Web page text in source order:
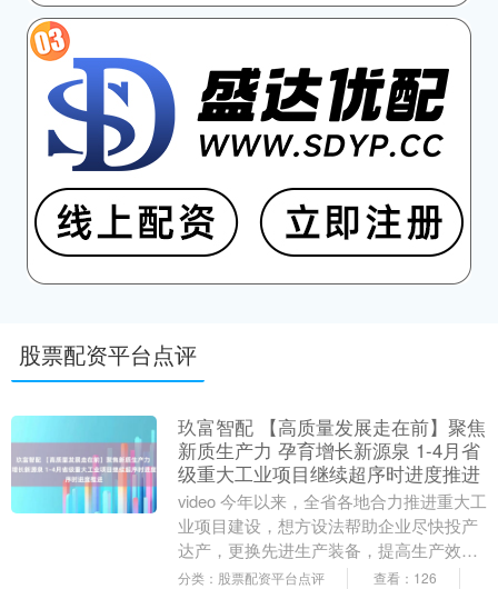
股票配资平台点评
玖富智配 【高质量发展走在前】聚焦
新质生产力 孕育增长新源泉 1-4月省
级重大工业项目继续超序时进度推进
video 今年以来，全省各地合力推进重大工
业项目建设，想方设法帮助企业尽快投产
达产，更换先进生产装备，提高生产效率
和质量，保持“江苏制造”竞争优势。 今
分类：股票配资平台点评 查看：126